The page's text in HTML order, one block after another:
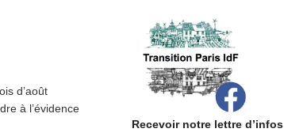
d’août
à l’évidence
Recevoir notre lettre d’infos